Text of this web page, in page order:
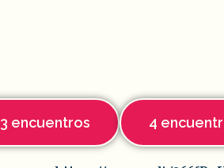
3 encuentros 4